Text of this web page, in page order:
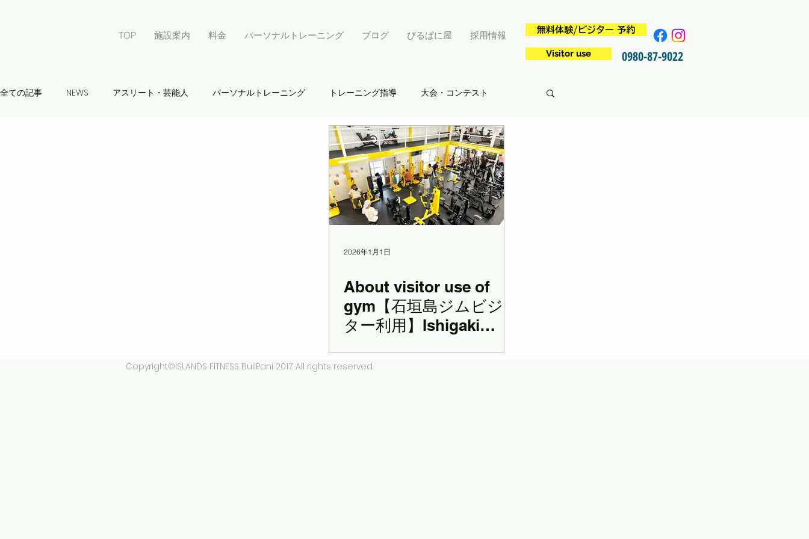
TOP 施設案内 料金 パーソナルトレーニング ブログ びるぱに屋 採用情報 無料体験/ビジター 予約
Visitor use 0980-87-9022
全ての記事 NEWS アスリート・芸能人 パーソナルトレーニング トレーニング指導 大会・コンテスト
ビルパニ会員 びるぱに屋 BLOG
2026年1月1日
About visitor use of
gym【石垣島ジムビジ
ター利用】Ishigaki
Copyright©ISLANDS FITNESS BuilPani 2017 .All rights reserved.